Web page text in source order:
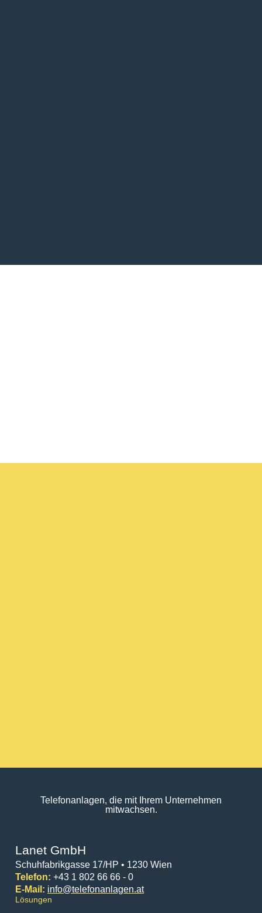
Telefonanlagen, die mit Ihrem Unternehmen
mitwachsen.
Lanet GmbH
Schuhfabrikgasse 17/HP • 1230 Wien
Telefon: +43 1 802 66 66 - 0
E-Mail: info@telefonanlagen.at
Lösungen